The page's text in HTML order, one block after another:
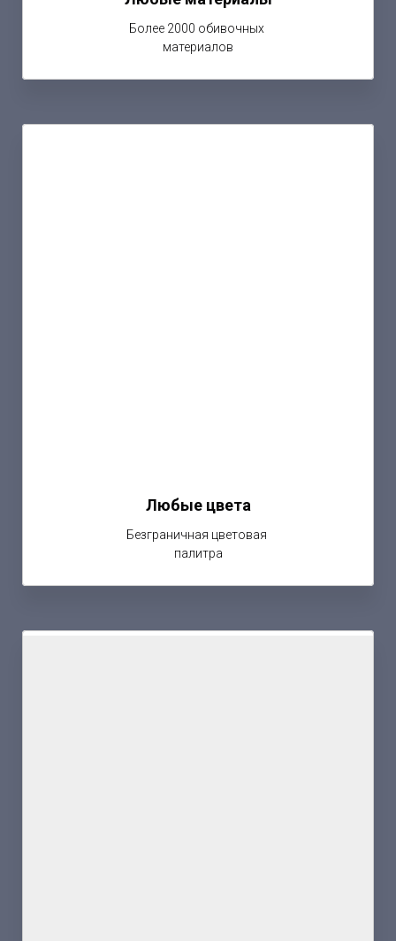
Более 2000 обивочных
материалов
Любые цвета
Безграничная цветовая
палитра